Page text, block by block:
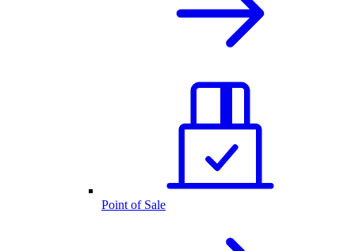
Point of Sale